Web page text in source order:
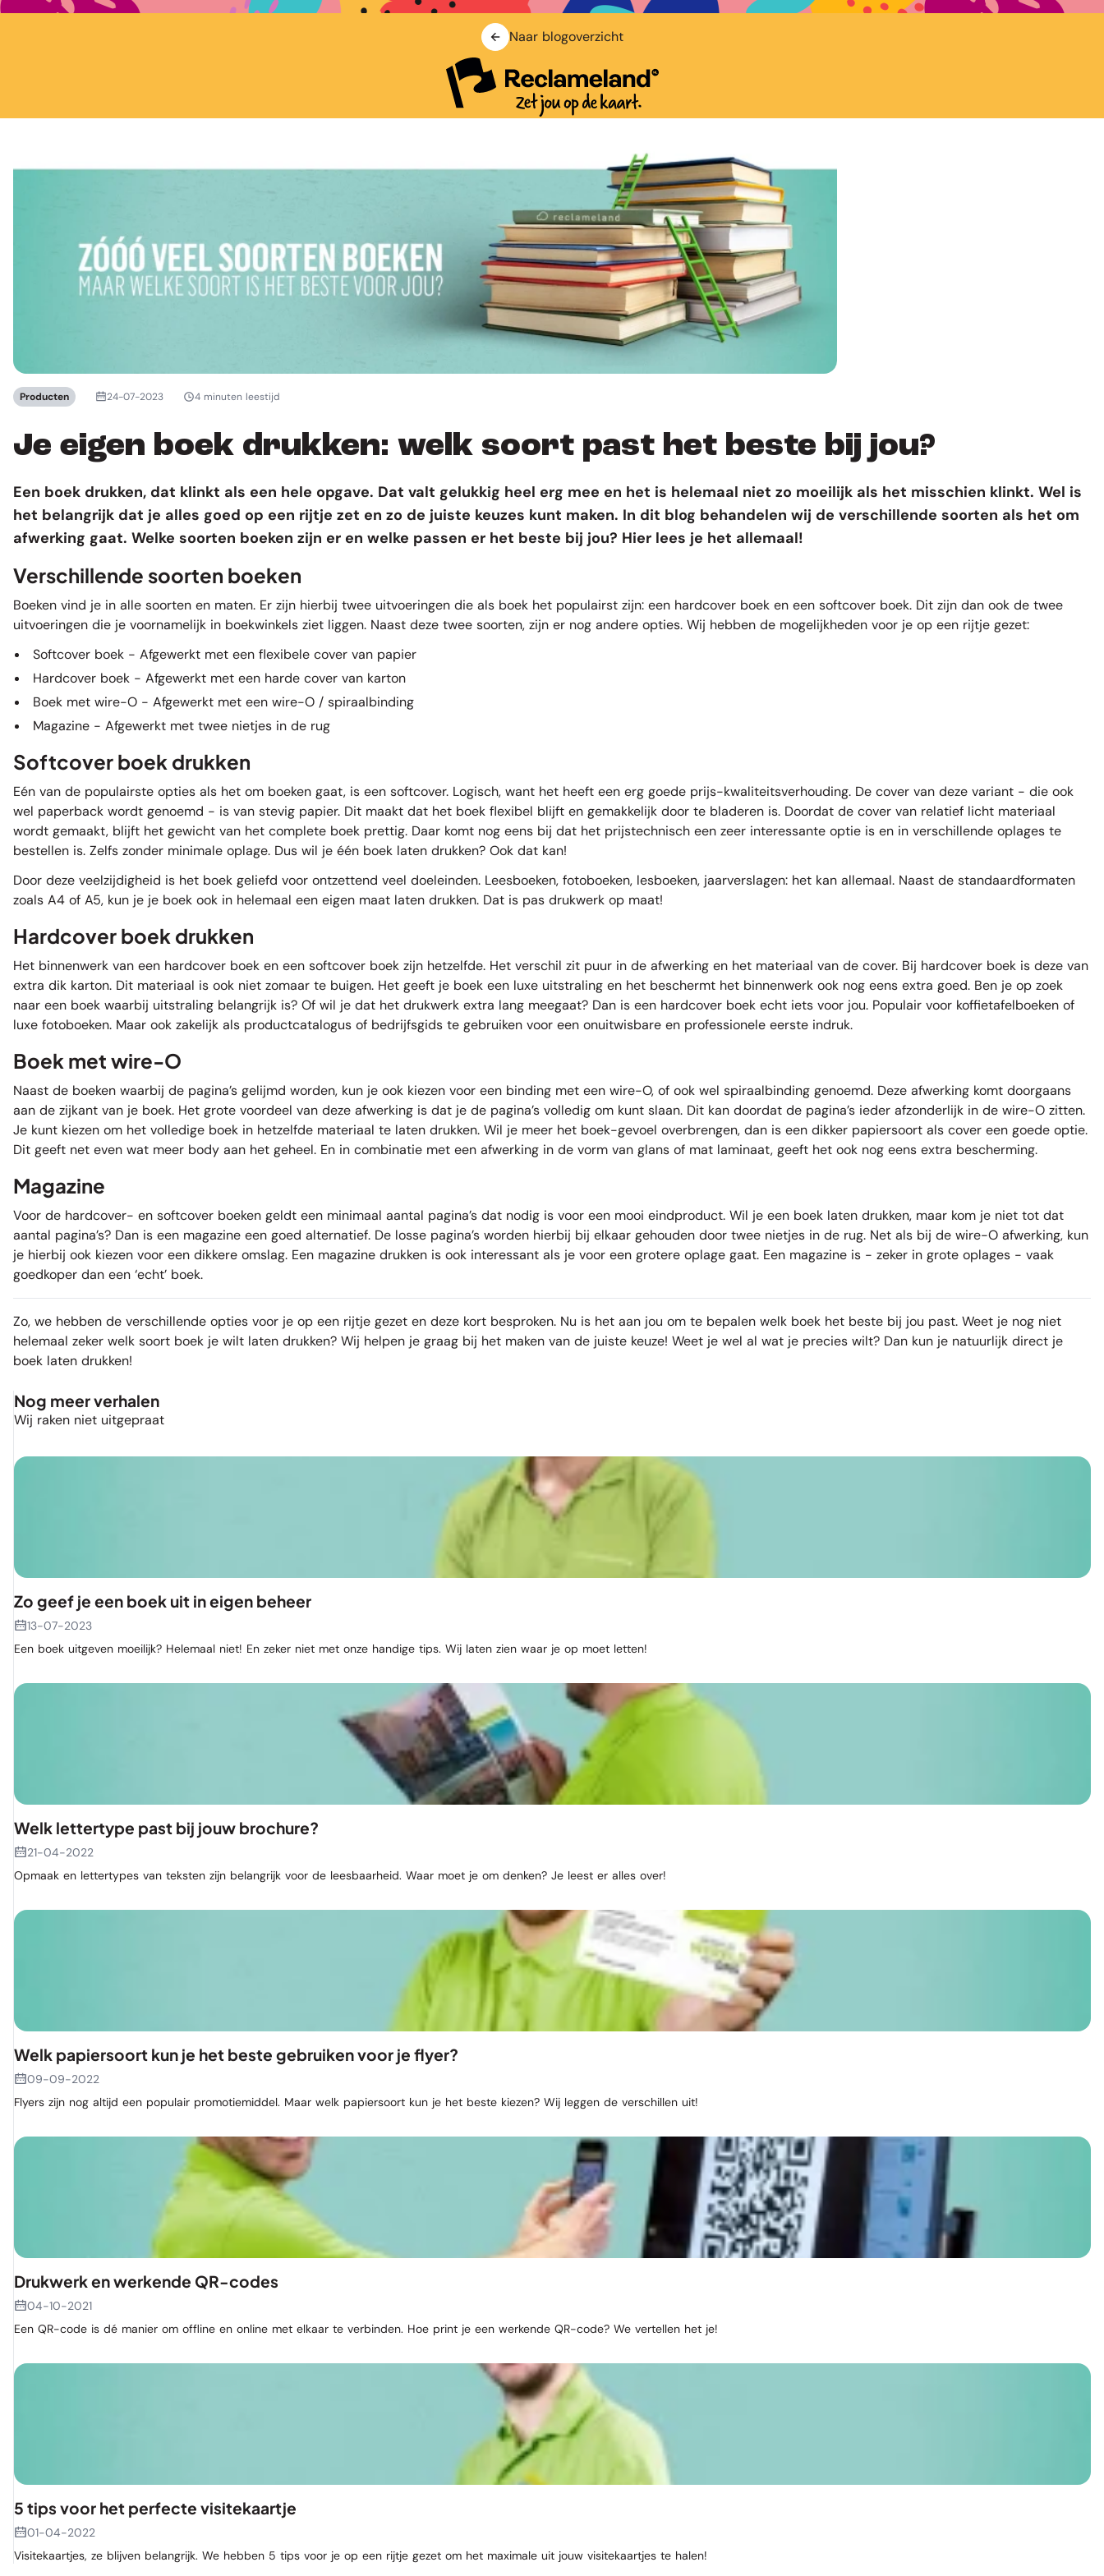
Naar blogoverzicht
Producten 24-07-2023 4 minuten leestijd
Je eigen boek drukken: welk soort past het beste bij jou?
Een boek drukken, dat klinkt als een hele opgave. Dat valt gelukkig heel erg mee en het is helemaal niet zo moeilijk als het misschien klinkt. Wel is
het belangrijk dat je alles goed op een rijtje zet en zo de juiste keuzes kunt maken. In dit blog behandelen wij de verschillende soorten als het om
afwerking gaat. Welke soorten boeken zijn er en welke passen er het beste bij jou? Hier lees je het allemaal!
Verschillende soorten boeken
Boeken vind je in alle soorten en maten. Er zijn hierbij twee uitvoeringen die als boek het populairst zijn: een hardcover boek en een softcover boek. Dit zijn dan ook de twee
uitvoeringen die je voornamelijk in boekwinkels ziet liggen. Naast deze twee soorten, zijn er nog andere opties. Wij hebben de mogelijkheden voor je op een rijtje gezet:
Softcover boek - Afgewerkt met een flexibele cover van papier
Hardcover boek - Afgewerkt met een harde cover van karton
Boek met wire-O - Afgewerkt met een wire-O / spiraalbinding
Magazine - Afgewerkt met twee nietjes in de rug
Softcover boek drukken
Eén van de populairste opties als het om boeken gaat, is een softcover. Logisch, want het heeft een erg goede prijs-kwaliteitsverhouding. De cover van deze variant - die ook
wel paperback wordt genoemd - is van stevig papier. Dit maakt dat het boek flexibel blijft en gemakkelijk door te bladeren is. Doordat de cover van relatief licht materiaal
wordt gemaakt, blijft het gewicht van het complete boek prettig. Daar komt nog eens bij dat het prijstechnisch een zeer interessante optie is en in verschillende oplages te
bestellen is. Zelfs zonder minimale oplage. Dus wil je één boek laten drukken? Ook dat kan!
Door deze veelzijdigheid is het boek geliefd voor ontzettend veel doeleinden. Leesboeken, fotoboeken, lesboeken, jaarverslagen: het kan allemaal. Naast de standaardformaten
zoals A4 of A5, kun je je boek ook in helemaal een eigen maat laten drukken. Dat is pas drukwerk op maat!
Hardcover boek drukken
Het binnenwerk van een hardcover boek en een softcover boek zijn hetzelfde. Het verschil zit puur in de afwerking en het materiaal van de cover. Bij hardcover boek is deze van
extra dik karton. Dit materiaal is ook niet zomaar te buigen. Het geeft je boek een luxe uitstraling en het beschermt het binnenwerk ook nog eens extra goed. Ben je op zoek
naar een boek waarbij uitstraling belangrijk is? Of wil je dat het drukwerk extra lang meegaat? Dan is een hardcover boek echt iets voor jou. Populair voor koffietafelboeken of
luxe fotoboeken. Maar ook zakelijk als productcatalogus of bedrijfsgids te gebruiken voor een onuitwisbare en professionele eerste indruk.
Boek met wire-O
Naast de boeken waarbij de pagina’s gelijmd worden, kun je ook kiezen voor een binding met een wire-O, of ook wel spiraalbinding genoemd. Deze afwerking komt doorgaans
aan de zijkant van je boek. Het grote voordeel van deze afwerking is dat je de pagina’s volledig om kunt slaan. Dit kan doordat de pagina’s ieder afzonderlijk in de wire-O zitten.
Je kunt kiezen om het volledige boek in hetzelfde materiaal te laten drukken. Wil je meer het boek-gevoel overbrengen, dan is een dikker papiersoort als cover een goede optie.
Dit geeft net even wat meer body aan het geheel. En in combinatie met een afwerking in de vorm van glans of mat laminaat, geeft het ook nog eens extra bescherming.
Magazine
Voor de hardcover- en softcover boeken geldt een minimaal aantal pagina’s dat nodig is voor een mooi eindproduct. Wil je een boek laten drukken, maar kom je niet tot dat
aantal pagina’s? Dan is een magazine een goed alternatief. De losse pagina’s worden hierbij bij elkaar gehouden door twee nietjes in de rug. Net als bij de wire-O afwerking, kun
je hierbij ook kiezen voor een dikkere omslag. Een magazine drukken is ook interessant als je voor een grotere oplage gaat. Een magazine is - zeker in grote oplages - vaak
goedkoper dan een ‘echt’ boek.
Zo, we hebben de verschillende opties voor je op een rijtje gezet en deze kort besproken. Nu is het aan jou om te bepalen welk boek het beste bij jou past. Weet je nog niet
helemaal zeker welk soort boek je wilt laten drukken? Wij helpen je graag bij het maken van de juiste keuze! Weet je wel al wat je precies wilt? Dan kun je natuurlijk direct je
boek laten drukken!
Nog meer verhalen
Wij raken niet uitgepraat
Zo geef je een boek uit in eigen beheer
13-07-2023
Een boek uitgeven moeilijk? Helemaal niet! En zeker niet met onze handige tips. Wij laten zien waar je op moet letten!
Welk lettertype past bij jouw brochure?
21-04-2022
Opmaak en lettertypes van teksten zijn belangrijk voor de leesbaarheid. Waar moet je om denken? Je leest er alles over!
Welk papiersoort kun je het beste gebruiken voor je flyer?
09-09-2022
Flyers zijn nog altijd een populair promotiemiddel. Maar welk papiersoort kun je het beste kiezen? Wij leggen de verschillen uit!
Drukwerk en werkende QR-codes
04-10-2021
Een QR-code is dé manier om offline en online met elkaar te verbinden. Hoe print je een werkende QR-code? We vertellen het je!
5 tips voor het perfecte visitekaartje
01-04-2022
Visitekaartjes, ze blijven belangrijk. We hebben 5 tips voor je op een rijtje gezet om het maximale uit jouw visitekaartjes te halen!